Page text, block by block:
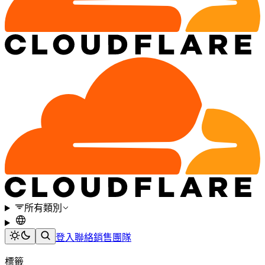
所有類別
登入聯絡銷售團隊
標籤